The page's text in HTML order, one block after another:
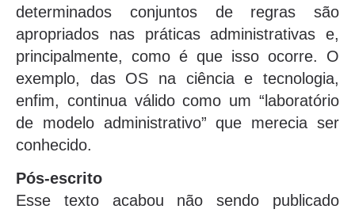
determinados conjuntos de regras são
apropriados nas práticas administrativas e,
principalmente, como é que isso ocorre. O
exemplo, das OS na ciência e tecnologia,
enfim, continua válido como um “laboratório
de modelo administrativo” que merecia ser
conhecido.
Pós-escrito
Esse texto acabou não sendo publicado